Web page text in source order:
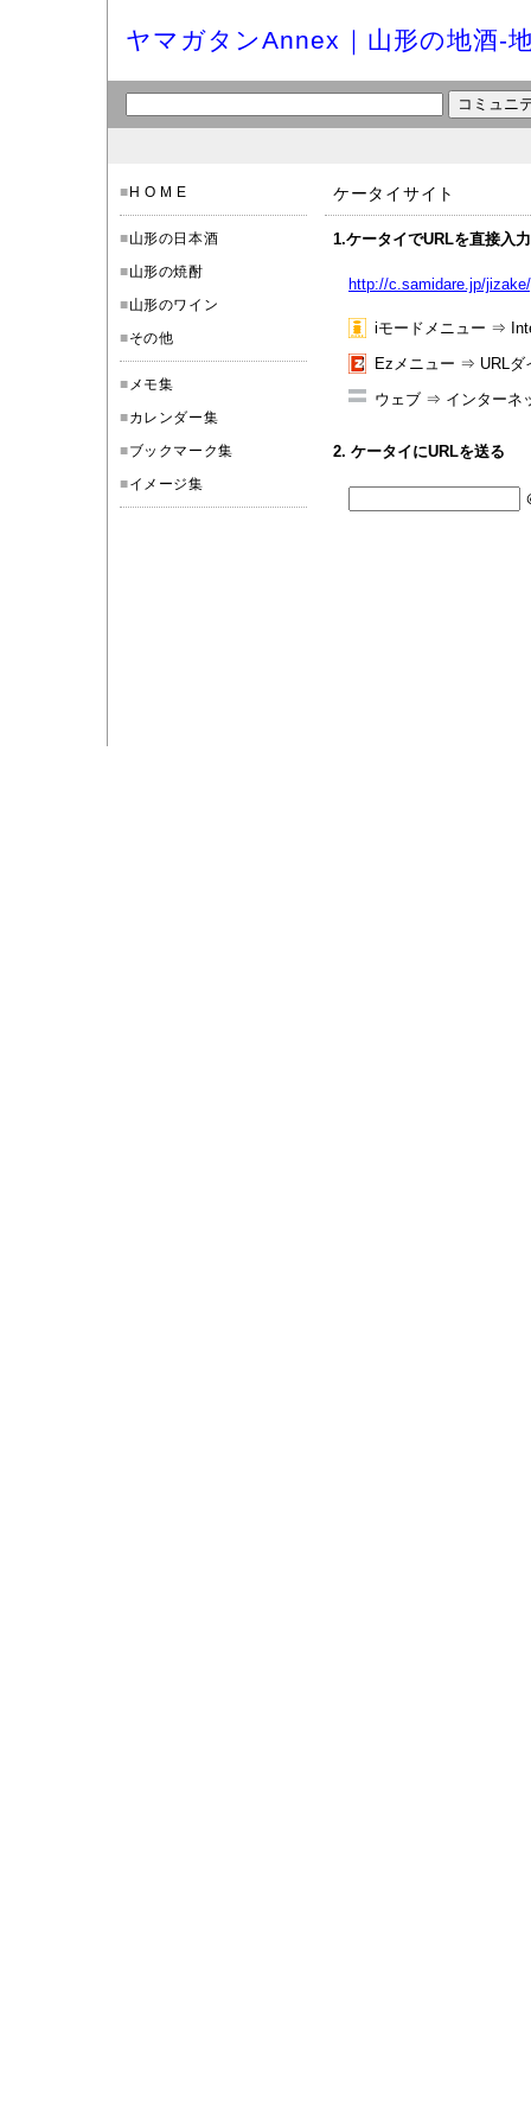
ヤマガタンAnnex｜山形の地酒-
■ H O M E
■山形の日本酒
■山形の焼酎
■山形のワイン
■その他
■ メモ集
■カレンダー集
■ブックマーク集
■イメージ集
ケータイサイト
1.ケータイでURLを直接入
http://c.samidare.jp/
iモードメニュー ⇒
Ezメニュー ⇒ URLダ
ウェブ ⇒ インターネ
2. ケータイにURLを送る